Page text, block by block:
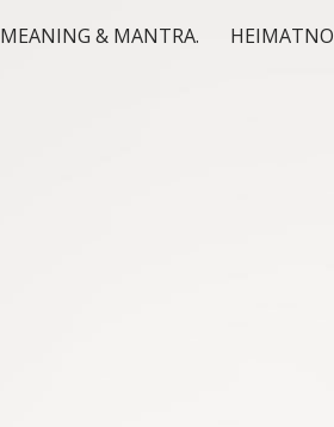
MEANING & MANTRA.